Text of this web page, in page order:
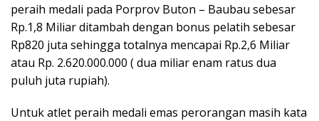
peraih medali pada Porprov Buton – Baubau sebesar
Rp.1,8 Miliar ditambah dengan bonus pelatih sebesar
Rp820 juta sehingga totalnya mencapai Rp.2,6 Miliar
atau Rp. 2.620.000.000 ( dua miliar enam ratus dua
puluh juta rupiah).
Untuk atlet peraih medali emas perorangan masih kata